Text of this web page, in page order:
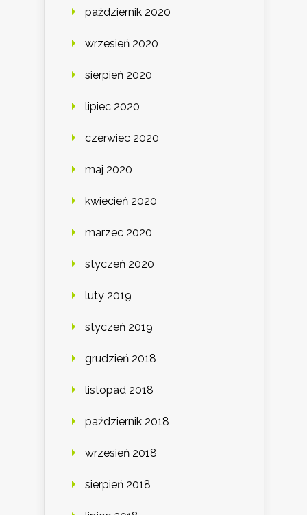
październik 2020
wrzesień 2020
sierpień 2020
lipiec 2020
czerwiec 2020
maj 2020
kwiecień 2020
marzec 2020
styczeń 2020
luty 2019
styczeń 2019
grudzień 2018
listopad 2018
październik 2018
wrzesień 2018
sierpień 2018